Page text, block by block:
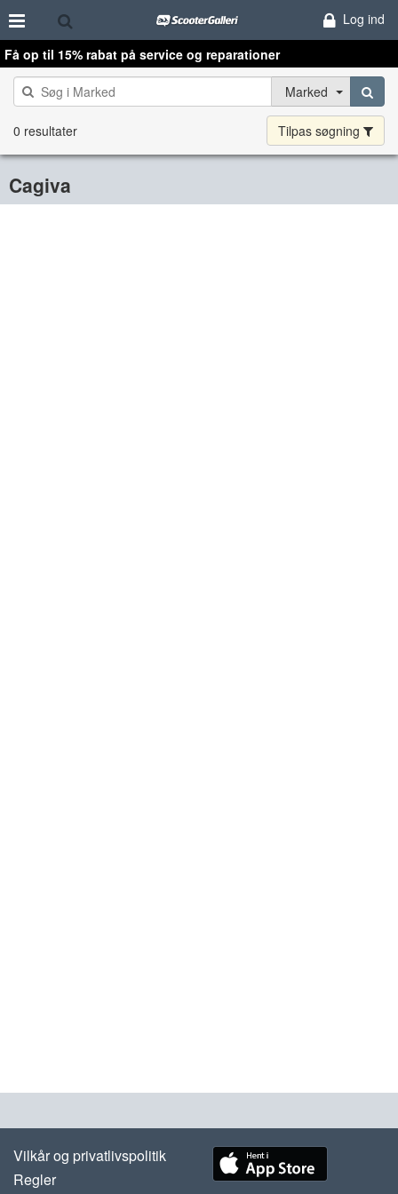
Log ind
Få op til 15% rabat på service og reparationer
Marked
0 resultater Tilpas søgning
Cagiva
Vilkår og privatlivspolitik
Regler